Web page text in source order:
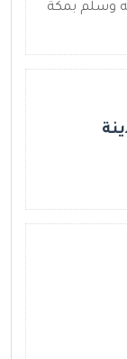
وسلّم بمكة